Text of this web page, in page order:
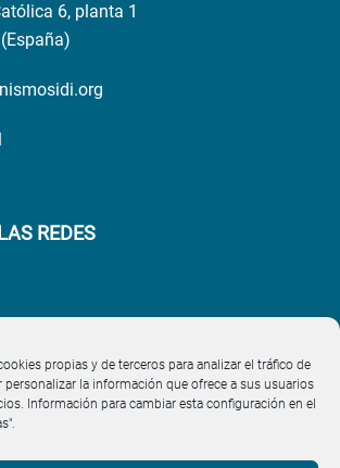
propias y de terceros para analizar el tráfico de
personalizar la información que ofrece a sus usuarios
Información para cambiar esta configuración en el
6, planta 1
REDES